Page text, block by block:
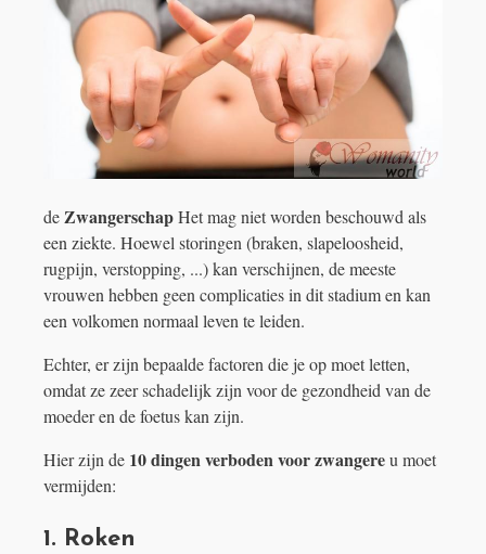
deZwangerschapHet mag niet worden beschouwd als
een ziekte. Hoewel storingen (braken, slapeloosheid,
rugpijn, verstopping, ...) kan verschijnen, de meeste
vrouwen hebben geen complicaties in dit stadium en kan
een volkomen normaal leven te leiden.
Echter, er zijn bepaalde factoren die je op moet letten,
omdat ze zeer schadelijk zijn voor de gezondheid van de
moeder en de foetus kan zijn.
Hier zijn de 10 dingen verboden voor zwangereu moet
vermijden:
1. Roken